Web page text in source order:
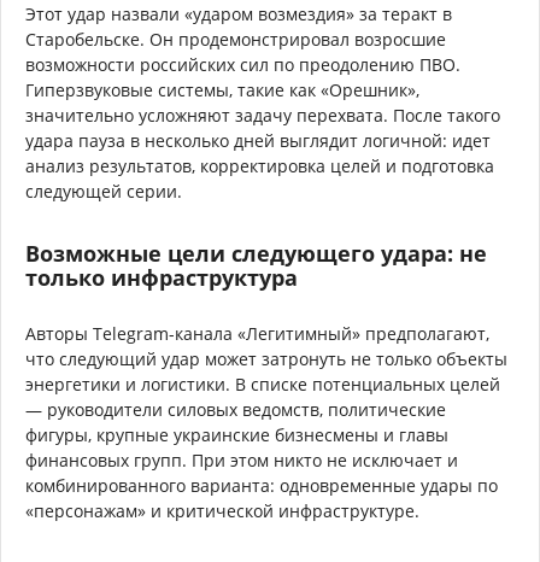
Этот удар назвали «ударом возмездия» за теракт в
Старобельске. Он продемонстрировал возросшие
возможности российских сил по преодолению ПВО.
Гиперзвуковые системы, такие как «Орешник»,
значительно усложняют задачу перехвата. После такого
удара пауза в несколько дней выглядит логичной: идет
анализ результатов, корректировка целей и подготовка
следующей серии.
Возможные цели следующего удара: не
только инфраструктура
Авторы Telegram-канала «Легитимный» предполагают,
что следующий удар может затронуть не только объекты
энергетики и логистики. В списке потенциальных целей
— руководители силовых ведомств, политические
фигуры, крупные украинские бизнесмены и главы
финансовых групп. При этом никто не исключает и
комбинированного варианта: одновременные удары по
«персонажам» и критической инфраструктуре.